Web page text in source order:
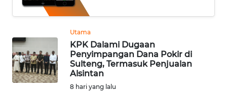
Utama
KPK Dalami Dugaan
Penyimpangan Dana Pokir di
Sulteng, Termasuk Penjualan
Alsintan
8 hari yang lalu
SERBA-
SERBI
OPINI
Informasi